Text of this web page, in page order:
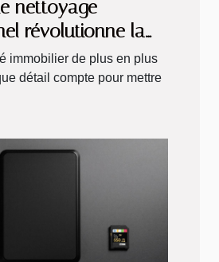
nettoyage
révolutionne la
d’un bien
immobilier de plus en plus
détail compte pour mettre